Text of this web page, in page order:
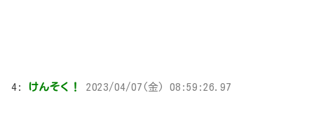
4: けんそく！ 2023/04/07(金) 08:59:26.97